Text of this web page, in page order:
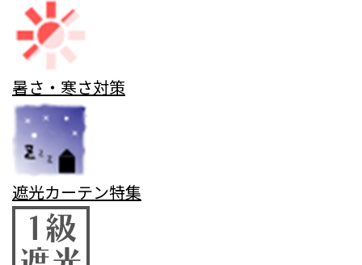
暑さ・寒さ対策
遮光カーテン特集